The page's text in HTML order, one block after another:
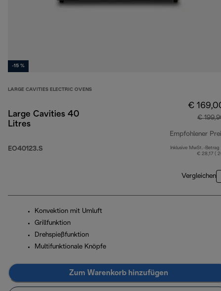
-15 %
LARGE CAVITIES ELECTRIC OVENS
Large Cavities 40
Litres
EO40123.S
€
€
Empfohlener
Inklusive MwSt.-Betrag
€ 28,17 (
Vergleichen
Konvektion mit Umluft
Grillfunktion
Drehspießfunktion
Multifunktionale Knöpfe
Zum Warenkorb hinzufügen